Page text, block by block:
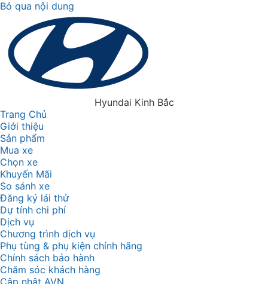
Bỏ qua nội dung
Hyundai Kinh Bắc
Trang Chủ
Giới thiệu
Sản phẩm
Mua xe
Chọn xe
Khuyến Mãi
So sánh xe
Đăng ký lái thử
Dự tính chi phí
Dịch vụ
Chương trình dịch vụ
Phụ tùng & phụ kiện chính hãng
Chính sách bảo hành
Chăm sóc khách hàng
Cập nhật AVN